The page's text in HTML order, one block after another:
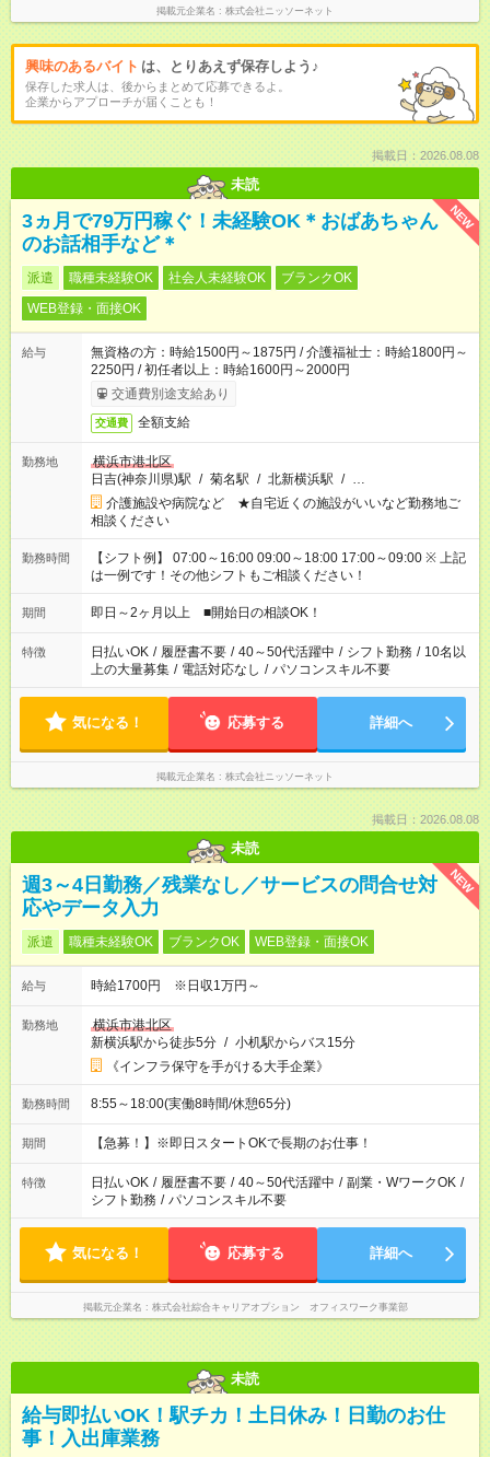
掲載元企業名 株式会社ニッソーネット
興味のあるバイト は、とりあえず保存しよう♪
保存した求人は、後からまとめて応募できるよ。
企業からアプローチが届くことも！
掲載日：2026.08.08
未読
NEW
3ヵ月で79万円稼ぐ！未経験OK＊おばあちゃん
のお話相手など＊
派遣 職種未経験OK 社会人未経験OK
ブランクOK
WEB登録・面接OK
給与
無資格の方：時給1500円～1875円 / 介護福祉士：時給1800円～
2250円 / 初任者以上：時給1600円～2000円
交通費別途支給あり
交通費 全額支給
勤務地
横浜市港北区
日吉(神奈川県)駅 / 菊名駅 / 北新横浜駅 / …
介護施設や病院など ★自宅近くの施設がいいなど勤務地ご
相談ください
勤務時間
【シフト例】 07:00～16:00 09:00～18:00 17:00～09:00 ※ 上記
は一例です！その他シフトもご相談ください！
期間 即日～2ヶ月以上 ■開始日の相談OK！
特徴 日払いOK / 履歴書不要 / 40～50代活躍中 / シフト勤務 / 10名以
上の大量募集 / 電話対応なし / パソコンスキル不要
気になる！ 応募する 詳細へ
掲載元企業名 株式会社ニッソーネット
掲載日：2026.08.08
未読
NEW
週3～4日勤務／残業なし／サービスの問合せ対
応やデータ入力
派遣 職種未経験OK ブランクOK WEB登録・面接OK
給与 時給1700円 ※日収1万円～
勤務地
横浜市港北区
新横浜駅から徒歩5分 / 小机駅からバス15分
《インフラ保守を手がける大手企業》
勤務時間 8:55～18:00(実働8時間/休憩65分)
期間 【急募！】※即日スタートOKで長期のお仕事！
特徴 日払いOK / 履歴書不要 / 40～50代活躍中 / 副業・WワークOK /
シフト勤務 / パソコンスキル不要
気になる！ 応募する 詳細へ
掲載元企業名 株式会社綜合キャリアオプション オフィスワーク事業部
未読
給与即払いOK！駅チカ！土日休み！日勤のお仕
事！入出庫業務